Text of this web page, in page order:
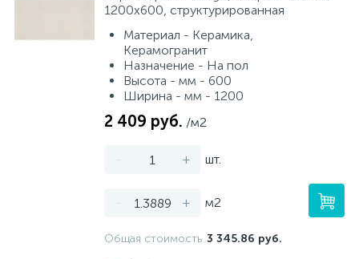
1200х600, структурированная
Материал - Керамика,
Керамогранит
Назначение - На пол
Высота - мм - 600
Ширина - мм - 1200
2 409 руб. /м2
- + шт.
- + м2
Общая стоимость 3 345.86 руб.